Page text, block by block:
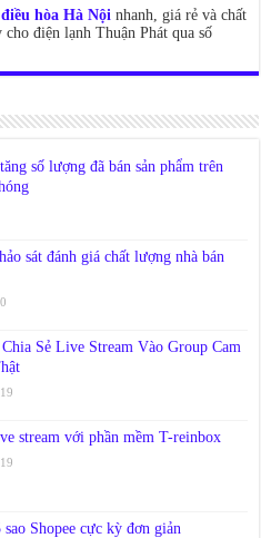
hòa Hà Nội nhanh, giá rẻ và chất
điện lạnh Thuận Phát qua số
số lượng đã bán sản phẩm trên
sát đánh giá chất lượng nhà bán
Sẻ Live Stream Vào Group Cam
stream với phần mềm T-reinbox
Shopee cực kỳ đơn giản